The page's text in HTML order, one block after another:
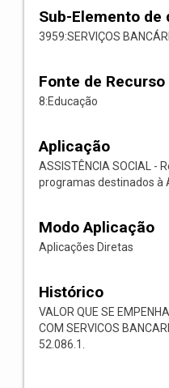
Sub-Elemento de
3959:SERVIÇOS
Fonte de Recurso
8:Educação
Aplicação
ASSISTÊNCIA SOCIAL -
programas destinados à
Modo Aplicação
Aplicações Diretas
Histórico
VALOR QUE SE
COM SERVICOS
52.086.1.